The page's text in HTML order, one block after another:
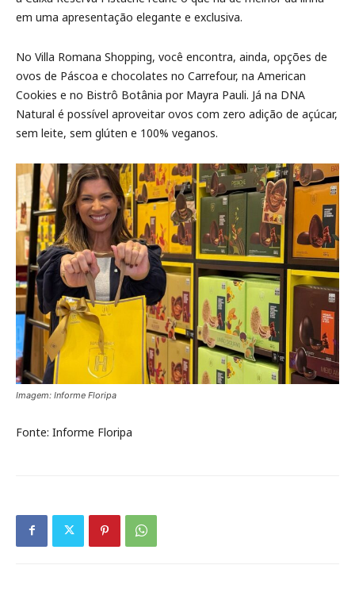
em uma apresentação elegante e exclusiva.
No Villa Romana Shopping, você encontra, ainda, opções de
ovos de Páscoa e chocolates no Carrefour, na American
Cookies e no Bistrô Botânia por Mayra Pauli. Já na DNA
Natural é possível aproveitar ovos com zero adição de açúcar,
sem leite, sem glúten e 100% veganos.
Imagem: Informe Floripa
Fonte: Informe Floripa